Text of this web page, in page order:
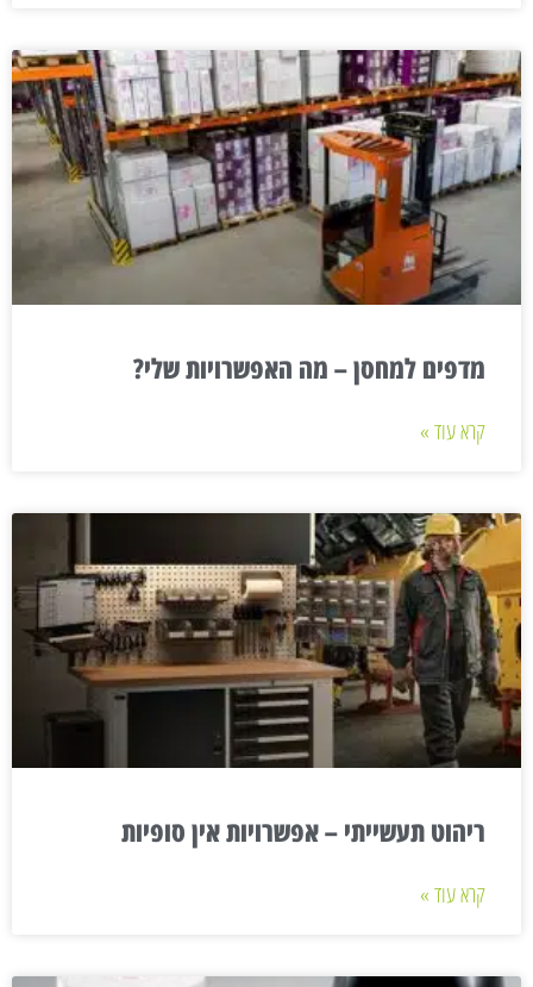
מדפים למחסן – מה האפשרויות שלי?
קרא עוד »
ריהוט תעשייתי – אפשרויות אין סופיות
קרא עוד »